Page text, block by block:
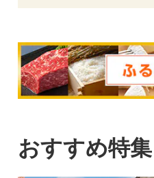
おすすめ特集